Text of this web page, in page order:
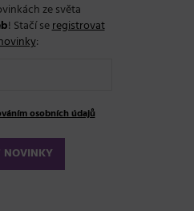
ze světa
! Stačí seregistrovat
:
osobních údajů